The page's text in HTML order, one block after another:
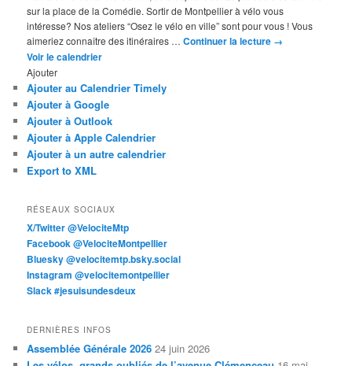
sur la place de la Comédie. Sortir de Montpellier à vélo vous
intéresse? Nos ateliers “Osez le vélo en ville” sont pour vous ! Vous
aimeriez connaître des itinéraires …Continuer la lecture →
Voir le calendrier
Ajouter
Ajouter au Calendrier Timely
Ajouter à Google
Ajouter à Outlook
Ajouter à Apple Calendrier
Ajouter à un autre calendrier
Export to XML
RÉSEAUX SOCIAUX
X/Twitter @VelociteMtp
Facebook @VelociteMontpellier
Bluesky @velocitemtp.bsky.social
Instagram @velocitemontpellier
Slack #jesuisundesdeux
DERNIÈRES INFOS
Assemblée Générale 2026 24 juin 2026